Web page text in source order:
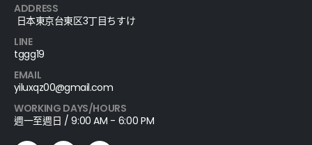
ADDRESS
日本東京台東区3丁目ちすけ
LINE
tggg19
EMAIL
yiluxqz00@gmail.com
WORKING DAYS/HOURS
週一至週日 / 9:00 AM - 6:00 PM